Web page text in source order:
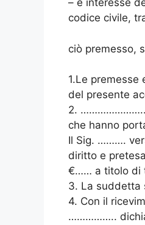
– è interesse
codice civile,
ciò premesso,
1.Le
del presente
2. …………………..
che hanno
Il Sig. ……….
diritto e
€…… a titolo di
3. La
4. Con il
……………..